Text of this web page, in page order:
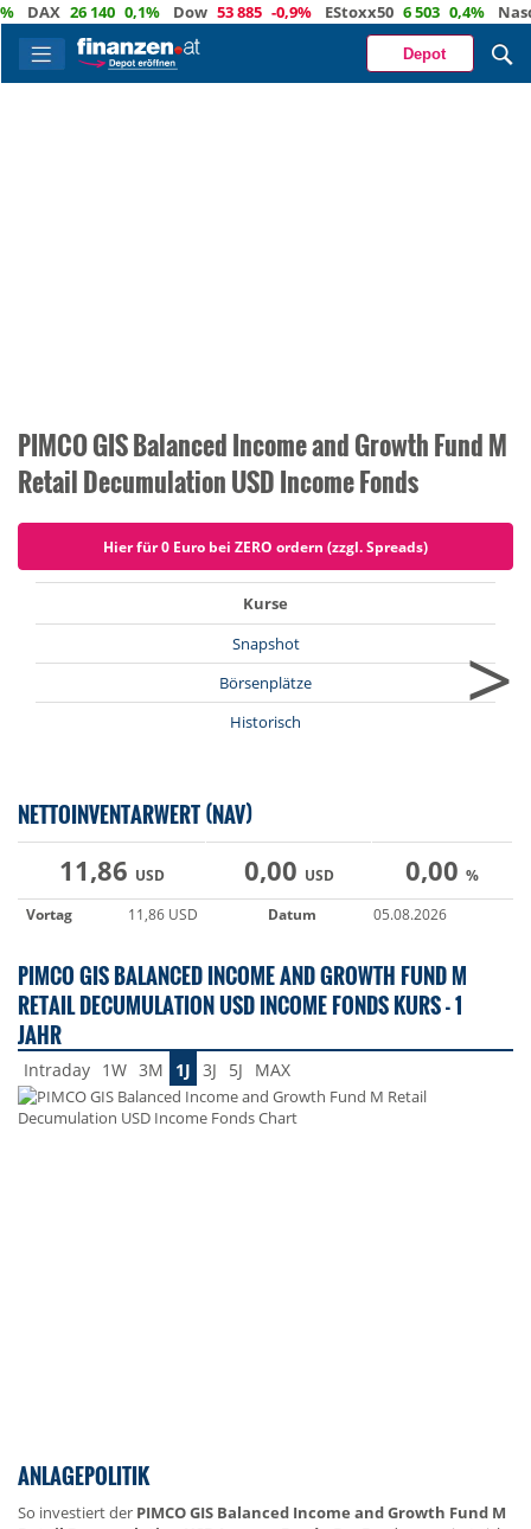
26 140 0,1% Dow 53 885 -0,9% EStoxx50 6 503 0,4% Nasdaq
Depot
PIMCO GIS Balanced Income and Growth Fund M
Retail Decumulation USD Income Fonds
Hier für 0 Euro bei ZERO ordern (zzgl. Spreads)
Kurse
Snapshot
Börsenplätze
Historisch
>
NETTOINVENTARWERT (NAV)
11,86 USD 0,00 USD 0,00 %
Vortag
11,86 USD Datum 05.08.2026
PIMCO GIS BALANCED INCOME AND GROWTH FUND M
RETAIL DECUMULATION USD INCOME FONDS KURS - 1
JAHR
Intraday 1W 3M 1J 3J 5J MAX
ANLAGEPOLITIK
So investiert der PIMCO GIS Balanced Income and Growth Fund M